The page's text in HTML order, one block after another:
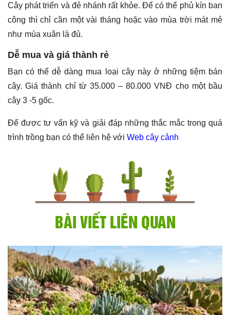
Cây phát triển và đẻ nhánh rất khỏe. Để có thể phủ kín ban
công thì chỉ cần một vài tháng hoặc vào mùa trời mát mẻ
như mùa xuân là đủ.
Dễ mua và giá thành rẻ
Bạn có thể dễ dàng mua loại cây này ở những tiệm bán
cây. Giá thành chỉ từ 35.000 – 80.000 VNĐ cho một bầu
cây 3 -5 gốc.
Để được tư vấn kỹ và giải đáp những thắc mắc trong quá
trình trồng bạn có thể liên hệ với Web cây cảnh
BÀI VIẾT LIÊN QUAN